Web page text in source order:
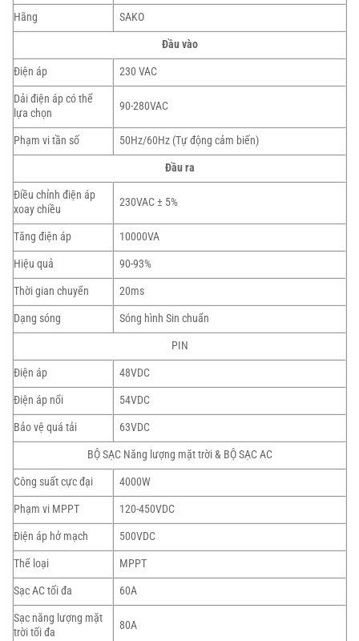
Hãng
SAKO
Đầu vào
Điện áp
230 VAC
Dải điện áp có thể
lựa chọn
90-280VAC
Phạm vi tần số
50Hz/60Hz (Tự động cảm biến)
Đầu ra
Điều chỉnh điện áp
xoay chiều
230VAC ± 5%
Tăng điện áp
10000VA
Hiệu quả
90-93%
Thời gian chuyển
20ms
Dạng sóng
Sóng hình Sin chuẩn
PIN
Điện áp
48VDC
Điện áp nổi
54VDC
Bảo vệ quá tải
63VDC
BỘ SẠC Năng lượng mặt trời & BỘ SẠC AC
Công suất cực đại
4000W
Phạm vi MPPT
120-450VDC
Điện áp hở mạch
500VDC
Thể loại
MPPT
Sạc AC tối đa
60A
Sạc năng lượng mặt
trời tối đa
80A